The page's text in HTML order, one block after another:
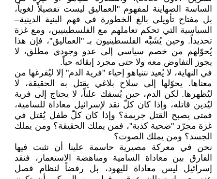
الساسة الصهاينة لمفهوم "العماليق ليست تفصيلاً لغوياً،
بل مفتاح تأويلي بالغ الخطورة في فهم البنية الدينية–
السياسية التي تحكم تعاملهم مع الفلسطينيين، ومع غزة
تحديداً. وحين يُشَبَّه الفلسطينيون بـ "العماليق"، فإن هذا
يُحوّلهم من خصم سياسي إلى عدو وجودي مطلق، لا
يجوز التفاوض معه ولا حتى مجرد إبقائه حياً.
في النهاية، لا يُعيد نتنياهو إحياء "فرية الدم" إلا ليُفرغها من
معناها. يحوّلها إلى سلاح بلاغي يقتل به الحقيقة، لا
ليُظهرها. لكن الدم، حين يُسفك علناً، لا يحتاج إلى فرية
ليُدين قاتله، وإذا كان كلّ نقد لإسرائيل معاداة للسامية،
فمتى يصبح القتل جريمة؟ وإذا كان كلّ طفل يُقتل في
غزة مجرّد "ضحية كذبة"، فمن يملك الحقيقة؟ ومن يملك
الجسد؟ ومن يملك الصوت؟
نحن في معركة مصيرية حاسمة علينا أن نثبت فيها
الفارق بين معاداة السامية ومناهضة الاستعمار، فنقد
إسرائيل ليس معاداة لليهود، بل رفضاً لنظام فصل